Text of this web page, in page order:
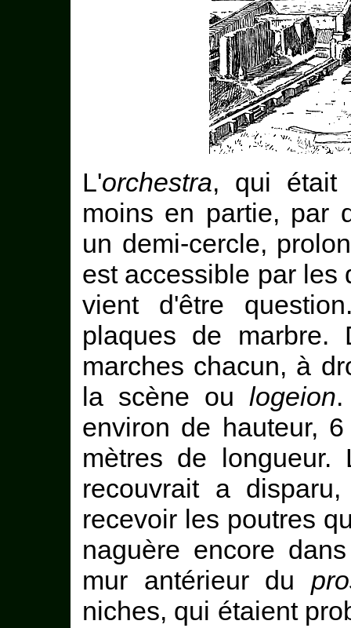
L'orchestra, qui était
moins en partie, par
un demi-cercle,
est accessible par les
vient d'être
plaques de marbre.
marches chacun, à
la scène oulogeion
environ de hauteur,
mètres de
recouvrait a
recevoir les poutres
naguère encore
mur antérieur du
niches, qui étaient